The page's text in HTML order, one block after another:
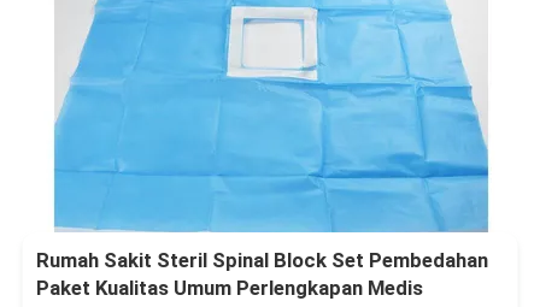
Rumah Sakit Steril Spinal Block Set Pembedahan
Paket Kualitas Umum Perlengkapan Medis